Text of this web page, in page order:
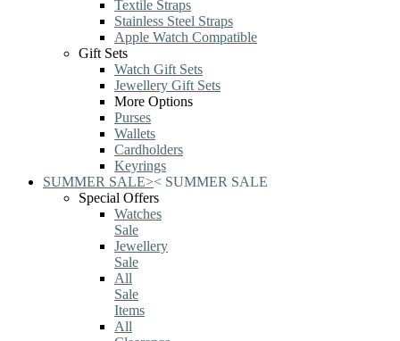
Textile Straps
Stainless Steel Straps
Apple Watch Compatible
Gift Sets
Watch Gift Sets
Jewellery Gift Sets
More Options
Purses
Wallets
Cardholders
Keyrings
SUMMER SALE>< SUMMER SALE
Special Offers
Watches
Sale
Jewellery
Sale
All
Sale
Items
All